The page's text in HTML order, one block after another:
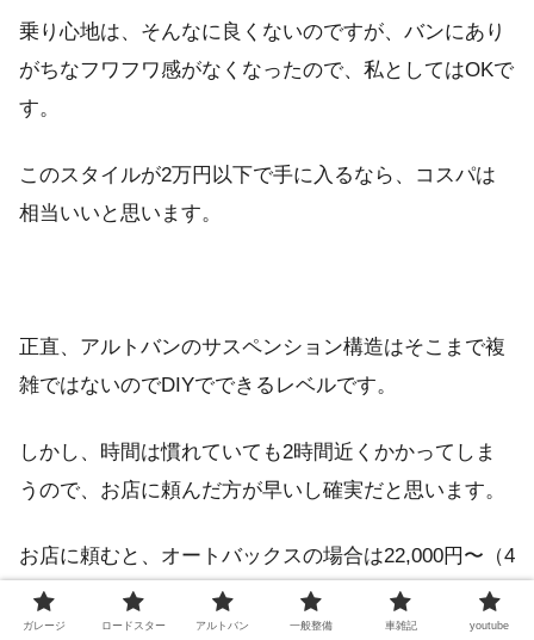
乗り心地は、そんなに良くないのですが、バンにあり
がちなフワフワ感がなくなったので、私としてはOKで
す。
このスタイルが2万円以下で手に入るなら、コスパは
相当いいと思います。
正直、アルトバンのサスペンション構造はそこまで複
雑ではないのでDIYでできるレベルです。
しかし、時間は慣れていても2時間近くかかってしま
うので、お店に頼んだ方が早いし確実だと思います。
お店に頼むと、オートバックスの場合は22,000円〜（4
輪）となっています。
ガレージ ロードスター アルトバン 一般整備 車雑記 youtube